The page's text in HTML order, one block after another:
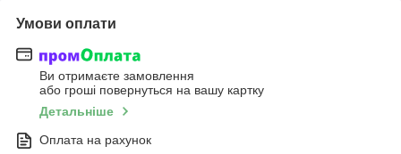
Умови оплати
Ви отримаєте замовлення
або гроші повернуться на вашу картку
Детальніше
Оплата на рахунок